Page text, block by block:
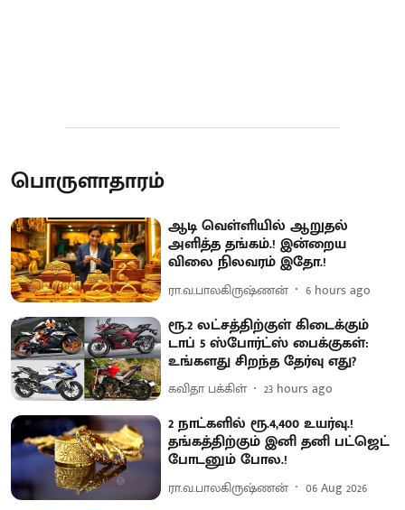
பொருளாதாரம்
ஆடி வெள்ளியில் ஆறுதல்
அளித்த தங்கம்.! இன்றைய
விலை நிலவரம் இதோ.!
ரா.வ.பாலகிருஷ்ணன் 6 hours ago
ரூ.2 லட்சத்திற்குள் கிடைக்கும்
டாப் 5 ஸ்போர்ட்ஸ் பைக்குகள்:
உங்களது சிறந்த தேர்வு எது?
கவிதா பக்கிள் 23 hours ago
2 நாட்களில் ரூ.4,400 உயர்வு.!
தங்கத்திற்கும் இனி தனி பட்ஜெட்
போடனும் போல.!
ரா.வ.பாலகிருஷ்ணன் 06 Aug 2026